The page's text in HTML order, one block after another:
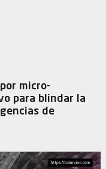
micro-
para blindar la
de